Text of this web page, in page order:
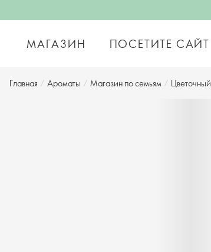
МАГАЗИН ПОСЕТИТЕ САЙТ
Главная / Ароматы / Магазин по семьям / Цветочный